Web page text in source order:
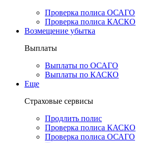
Проверка полиса ОСАГО
Проверка полиса КАСКО
Возмещение убытка
Выплаты
Выплаты по ОСАГО
Выплаты по КАСКО
Еще
Страховые сервисы
Продлить полис
Проверка полиса КАСКО
Проверка полиса ОСАГО